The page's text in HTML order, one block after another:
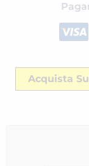
Acquista